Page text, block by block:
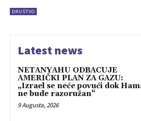
DRUŠTVO
Latest news
NETANYAHU ODBACUJE
AMERIČKI PLAN ZA GAZU:
„Izrael se neće povući dok
ne bude razoružan“
9 Augusta, 2026